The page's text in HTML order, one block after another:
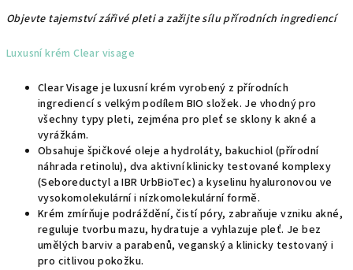
Objevte tajemství zářivé pleti a zažijte sílu přírodních ingrediencí
Luxusní krém Clear visage
Clear Visage je luxusní krém vyrobený z přírodních
ingrediencí s velkým podílem BIO složek. Je vhodný pro
všechny typy pleti, zejména pro pleť se sklony k akné a
vyrážkám.
Obsahuje špičkové oleje a hydroláty, bakuchiol (přírodní
náhrada retinolu), dva aktivní klinicky testované komplexy
(Seboreductyl a IBR UrbBioTec) a kyselinu hyaluronovou ve
vysokomolekulární i nízkomolekulární formě.
Krém zmírňuje podráždění, čistí póry, zabraňuje vzniku akné,
reguluje tvorbu mazu, hydratuje a vyhlazuje pleť. Je bez
umělých barviv a parabenů, veganský a klinicky testovaný i
pro citlivou pokožku.